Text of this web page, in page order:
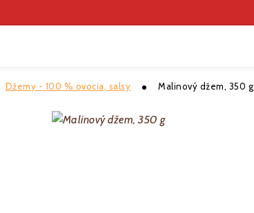
ČOKOLÁDA
DELIKATESY
Džemy - 100 % ovocia, salsy Malinový džem, 350 g